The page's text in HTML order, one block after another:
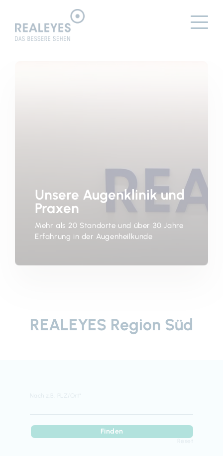
Unsere Augenklinik und
Praxen
Mehr als 20 Standorte und über 30 Jahre
Erfahrung in der Augenheilkunde
REALEYES Region Süd
Nach z.B. PLZ/Ort
Finden
Reset